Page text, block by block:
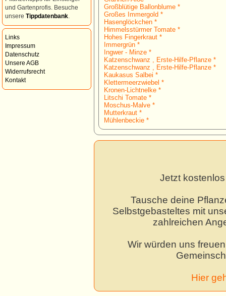
und Gartenprofis. Besuche
unsere Tippdatenbank
Links
Impressum
Datenschutz
Unsere AGB
Widerrufsrecht
Kontakt
Großblütige Ballonblume *
Großes Immergold *
Hasenglöckchen *
Himmelsstürmer Tomate *
Hohes Fingerkraut *
Immergrün *
Ingwer - Minze *
Katzenschwanz , Erste-Hilfe-Pflanze *
Katzenschwanz , Erste-Hilfe-Pflanze *
Kaukasus Salbei *
Klettermeerzwiebel *
Kronen-Lichtnelke *
Litschi Tomate *
Moschus-Malve *
Mutterkraut *
Mühlenbeckie *
Jetzt
Tausche deine
Selbstgebasteltes mit
zahlreichen
Wir würden uns
Hier